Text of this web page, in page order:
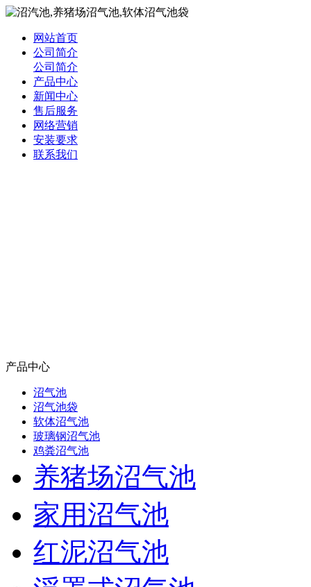
网站首页
公司简介
公司简介
产品中心
新闻中心
售后服务
网络营销
安装要求
联系我们
产品中心
沼气池
沼气池袋
软体沼气池
玻璃钢沼气池
鸡粪沼气池
养猪场沼气池
家用沼气池
红泥沼气池